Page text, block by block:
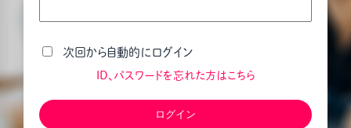
次回から自動的にログイン
ID、パスワードを忘れた方はこちら